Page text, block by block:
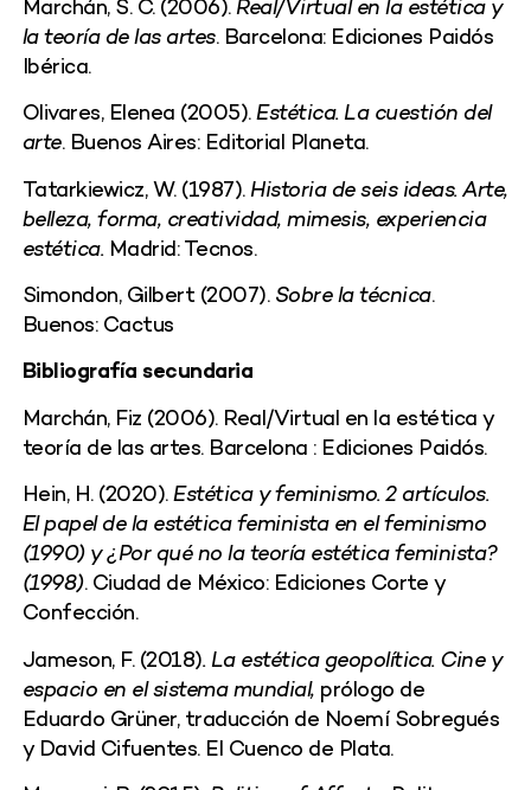
Marchán, S. C. (2006).Real/Virtual en la estética y
la teoría de las artes. Barcelona: Ediciones Paidós
Ibérica.
Olivares, Elenea (2005).Estética. La cuestión del
arte. Buenos Aires: Editorial Planeta.
Tatarkiewicz, W. (1987).Historia de seis ideas. Arte,
belleza, forma, creatividad, mimesis, experiencia
estética. Madrid: Tecnos.
Simondon, Gilbert (2007). Sobre la técnica.
Buenos: Cactus
Bibliografía secundaria
Marchán, Fiz (2006). Real/Virtual en la estética y
teoría de las artes. Barcelona : Ediciones Paidós.
Hein, H. (2020).Estética y feminismo. 2 artículos.
El papel de la estética feminista en el feminismo
(1990) y ¿Por qué no la teoría estética feminista?
(1998). Ciudad de México: Ediciones Corte y
Confección.
Jameson, F. (2018). La estética geopolítica. Cine y
espacio en el sistema mundial, prólogo de
Eduardo Grüner, traducción de Noemí Sobregués
y David Cifuentes. El Cuenco de Plata.